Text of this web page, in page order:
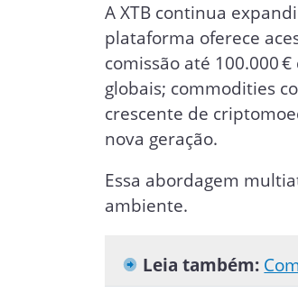
A XTB continua
plataforma oferece
comissão até 100.000
globais; commodities
crescente de
nova geração.
Essa abordagem
ambiente.
Leia também: